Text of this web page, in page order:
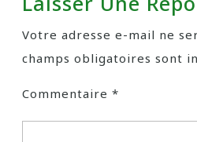
Votre adresse e-mail ne
champs obligatoires sont
Commentaire *